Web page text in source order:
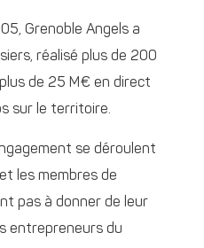
Grenoble Angels a
réalisé plus de 200
de 25 M€ en direct
sur le territoire.
se déroulent
les membres de
pas à donner de leur
entrepreneurs du